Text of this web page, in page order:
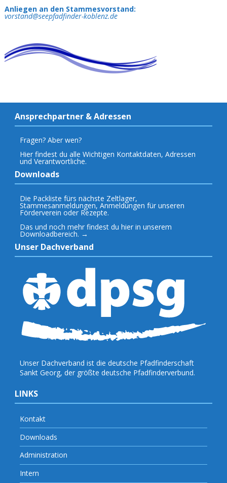
Anliegen an den Stammesvorstand:
vorstand@seepfadfinder-koblenz.de
Ansprechpartner & Adressen
Fragen? Aber wen?
Hier findest du alle Wichtigen Kontaktdaten, Adressen
und Verantwortliche.
Downloads
Die Packliste fürs nächste Zeltlager,
Stammesanmeldungen, Anmeldungen für unseren
Förderverein oder Rezepte.
Das und noch mehr findest du hier in unserem
Downloadbereich. →
Unser Dachverband
Unser Dachverband ist die deutsche Pfadfinderschaft
Sankt Georg, der größte deutsche Pfadfinderverbund.
LINKS
Kontakt
Downloads
Administration
Intern